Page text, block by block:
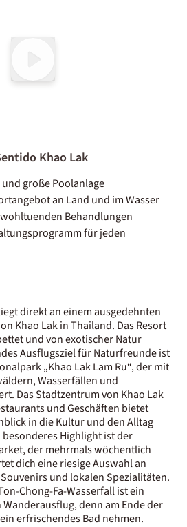
Khao Lak
große Poolanlage
an Land und im Wasser
Behandlungen
für jeden
direkt an einem ausgedehnten
Khao Lak in Thailand. Das Resort
und von exotischer Natur
Ausflugsziel für Naturfreunde ist
„Khao Lak Lam Ru“, der mit
Wasserfällen und
Das Stadtzentrum von Khao Lak
und Geschäften bietet
in die Kultur und den Alltag
Highlight ist der
der mehrmals wöchentlich
dich eine riesige Auswahl an
und lokalen Spezialitäten.
Chong-Fa-Wasserfall ist ein
denn am Ende der
erfrischendes Bad nehmen.